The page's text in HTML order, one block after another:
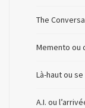
The
Memento ou
Là-haut ou
A.I. ou